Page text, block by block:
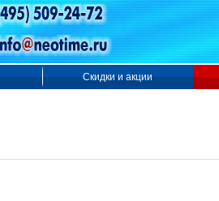
Скидки и акции